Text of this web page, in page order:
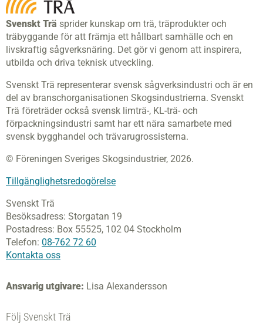
Svenskt Trä sprider kunskap om trä, träprodukter och
träbyggande för att främja ett hållbart samhälle och en
livskraftig sågverksnäring. Det gör vi genom att inspirera,
utbilda och driva teknisk utveckling.
Svenskt Trä representerar svensk sågverksindustri och är en
del av branschorganisationen Skogsindustrierna. Svenskt
Trä företräder också svensk limträ-, KL-trä- och
förpackningsindustri samt har ett nära samarbete med
svensk bygghandel och trävarugrossisterna.
© Föreningen Sveriges Skogsindustrier, 2026.
Tillgänglighetsredogörelse
Svenskt Trä
Besöksadress: Storgatan 19
Postadress: Box 55525, 102 04 Stockholm
Telefon: 08-762 72 60
Kontakta oss
Ansvarig utgivare: Lisa Alexandersson
Följ Svenskt Trä